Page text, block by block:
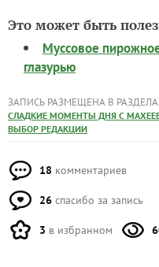
Это может быть
Муссовое
глазурью
ЗАПИСЬ РАЗМЕЩЕНА В
СЛАДКИЕ МОМЕНТЫ ДНЯ С
ВЫБОР РЕДАКЦИИ
18 комментариев
26 спасибо за запись
3 в избранном